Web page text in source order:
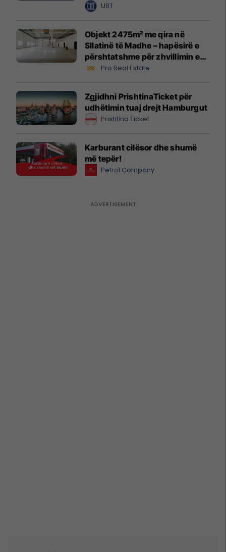
UBT
Objekt 2475m² me qira në
Sllatinë të Madhe – hapësirë e
përshtatshme për zhvillimin e
biznesit #16068
Pro Real Estate
Zgjidhni PrishtinaTicket për
udhëtimin tuaj drejt Hamburgut
Prishtina Ticket
Karburant cilësor dhe shumë
më tepër!
Petrol Company